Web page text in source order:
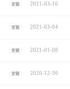
安徽 2021-03-16
安徽 2021-03-04
安徽 2021-01-08
安徽 2020-12-30